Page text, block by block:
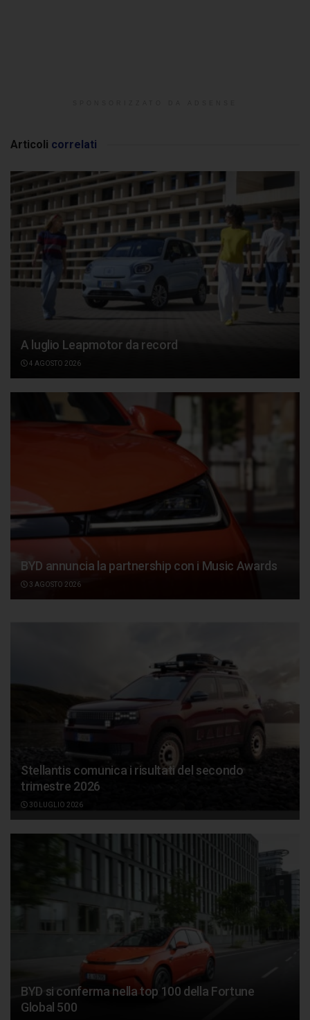
Articoli correlati
A luglio Leapmotor da record
4 AGOSTO 2026
BYD annuncia la partnership con i Music Awards
3 AGOSTO 2026
Stellantis comunica i risultati del secondo
trimestre 2026
30 LUGLIO 2026
BYD si conferma nella top 100 della Fortune
Global 500